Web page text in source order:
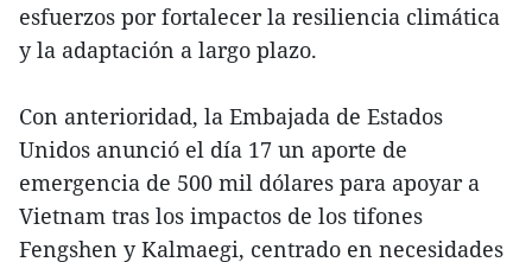
esfuerzos por fortalecer la resiliencia climática
y la adaptación a largo plazo.
Con anterioridad, la Embajada de Estados
Unidos anunció el día 17 un aporte de
emergencia de 500 mil dólares para apoyar a
Vietnam tras los impactos de los tifones
Fengshen y Kalmaegi, centrado en necesidades